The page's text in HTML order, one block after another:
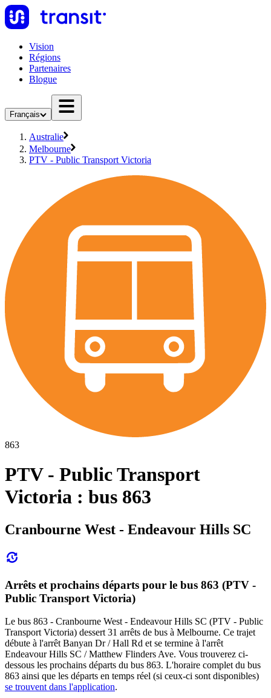
Vision
Régions
Partenaires
Blogue
Français
Australie
Melbourne
PTV - Public Transport Victoria
863
PTV - Public Transport
Victoria : bus 863
Cranbourne West - Endeavour Hills SC
Arrêts et prochains départs pour le bus 863 (PTV -
Public Transport Victoria)
Le bus 863 - Cranbourne West - Endeavour Hills SC (PTV - Public
Transport Victoria) dessert 31 arrêts de bus à Melbourne. Ce trajet
débute à l'arrêt Banyan Dr / Hall Rd et se termine à l'arrêt
Endeavour Hills SC / Matthew Flinders Ave. Vous trouverez ci-
dessous les prochains départs du bus 863. L'horaire complet du bus
863 ainsi que les départs en temps réel (si ceux-ci sont disponibles)
se trouvent dans l'application.